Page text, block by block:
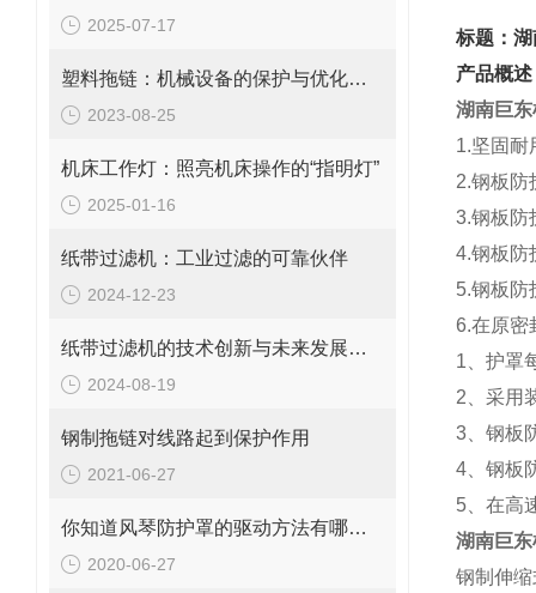
2025-07-17
塑料拖链：机械设备的保护与优化装置
2023-08-25
机床工作灯：照亮机床操作的“指明灯”
2025-01-16
纸带过滤机：工业过滤的可靠伙伴
2024-12-23
纸带过滤机的技术创新与未来发展趋势
2024-08-19
钢制拖链对线路起到保护作用
2021-06-27
你知道风琴防护罩的驱动方法有哪些吗？
2020-06-27
标题：
产品概述
湖南巨
1.坚固耐
2.钢板防
3.钢板防
4.钢板防
5.钢板防
6.在原
1、护罩
2、采用
3、钢板
4、钢板
5、在高
湖南巨
钢制伸